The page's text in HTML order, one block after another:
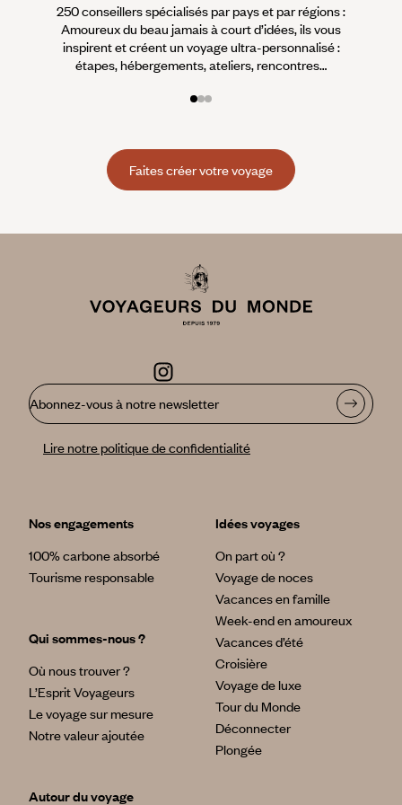
250 conseillers spécialisés par pays et par régions :
Amoureux du beau jamais à court d’idées, ils vous
inspirent et créent un voyage ultra-personnalisé :
étapes, hébergements, ateliers, rencontres…
Faites créer votre voyage
Abonnez-vous à notre newsletter
Lire notre politique de confidentialité
Nos engagements
100% carbone absorbé
Tourisme responsable
Qui sommes-nous ?
Où nous trouver ?
L’Esprit Voyageurs
Le voyage sur mesure
Notre valeur ajoutée
Autour du voyage
Idées voyages
On part où ?
Voyage de noces
Vacances en famille
Week-end en amoureux
Vacances d’été
Croisière
Voyage de luxe
Tour du Monde
Déconnecter
Plongée